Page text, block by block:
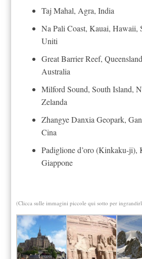
Taj Mahal, Agra, India
Na Pali Coast, Kauai, Hawaii,
Uniti
Great Barrier Reef,
Australia
Milford Sound, South Island,
Zelanda
Zhangye Danxia Geopark,
Cina
Padiglione d’oro (Kinkaku-ji),
Giappone
(Clicca sulle immagini piccole qui sotto per